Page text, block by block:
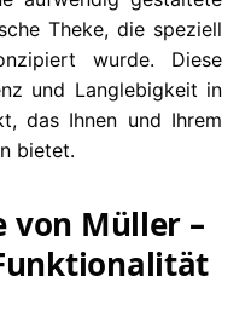
Theke, die speziell
wurde. Diese
und Langlebigkeit in
das Ihnen und Ihrem
bietet.
von Müller –